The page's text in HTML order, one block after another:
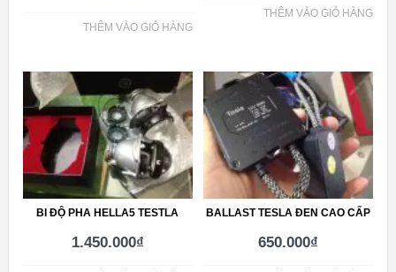
THÊM VÀO GIỎ HÀNG
THÊM VÀO GIỎ HÀNG
BI ĐỘ PHA HELLA5 TESTLA
1.450.000₫
BALLAST TESLA ĐEN CAO CẤP
650.000₫